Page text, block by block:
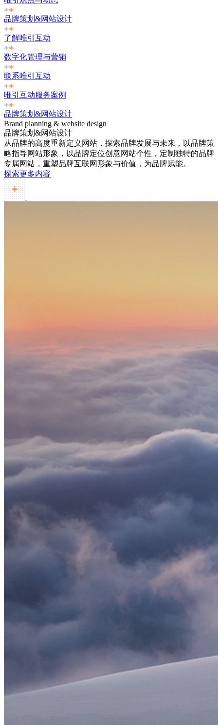
品牌策划&网站设计
了解唯引互动
数字化管理与营销
联系唯引互动
唯引互动服务案例
品牌策划&网站设计
Brand planning & website design
品牌策划&网站设计
从品牌的高度重新定义网站，探索品牌发展与未来，以品牌策
略指导网站形象，以品牌定位创意网站个性，定制独特的品牌
专属网站，重塑品牌互联网形象与价值，为品牌赋能。
探索更多内容